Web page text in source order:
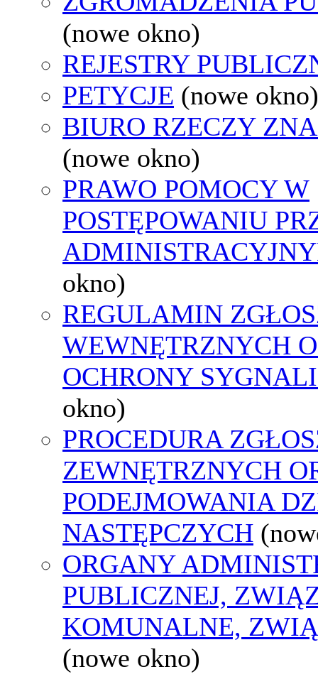
(nowe okno)
REJESTRY
PETYCJE (nowe okno)
BIURO RZECZY
(nowe okno)
PRAWO POMOCY W
POSTĘPOWANIU
okno)
REGULAMIN
WEWNĘTRZNYCH
OCHRONY
okno)
PROCEDURA
ZEWNĘTRZNYCH
PODEJMOWANIA
NASTĘPCZYCH
ORGANY
PUBLICZNEJ,
KOMUNALNE,
(nowe okno)